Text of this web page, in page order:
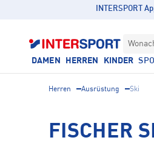
INTERSPORT
DAMEN HERREN KINDER
Herren Ausrüstung Ski
FISCHER